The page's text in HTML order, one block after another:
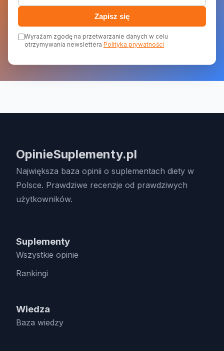
Zapisz się
Wyrażam zgodę na przetwarzanie danych w celu
otrzymywania newslettera Polityka prywatności
OpinieSuplementy.pl
Największa baza opinii o suplementach diety w
Polsce. Prawdziwe recenzje od prawdziwych
użytkowników.
Suplementy
Wszystkie opinie
Rankingi
Wiedza
Baza wiedzy